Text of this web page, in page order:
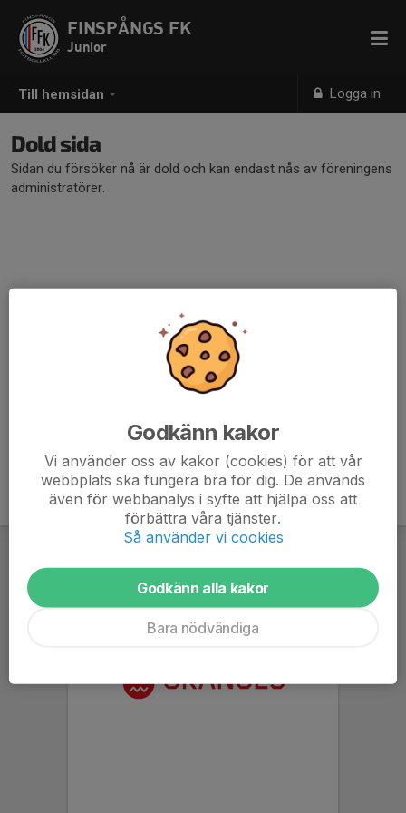
Till hemsidan Logga in
FINSPÅNGS FK
Junior
Dold sida
Sidan du försöker nå är dold och kan endast nås av föreningens
administratörer.
Godkänn kakor
Vi använder oss av kakor (cookies) för att vår
webbplats ska fungera bra för dig. De används
även för webbanalys i syfte att hjälpa oss att
förbättra våra tjänster.
Så använder vi cookies
Godkänn alla kakor
Bara nödvändiga